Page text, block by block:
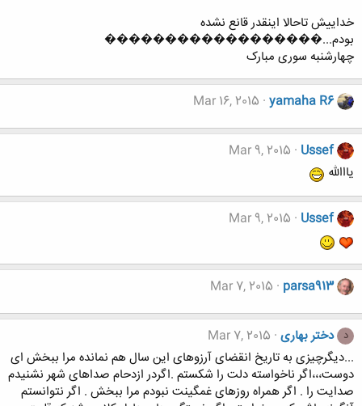
خداییش تاحالا اینقدر قانع نشده
بودم...������������������
چهارشنبه سوری مبارک
yamaha R6
Mar 16, 2015
Ussef
Mar 9, 2015
یااالله
Ussef
Mar 9, 2015
parsa913
Mar 7, 2015
د دختر بهاری Mar 7, 2015
...دﯾﮕﺮﭼﯿﺰﯼ ﺑﻪ ﺗﺎﺭﯾﺦ ﺍﻧﻘﻀﺎﯼ ﺁﺭﺯﻭﻫﺎﯼ ﺍﯾﻦ ﺳﺎﻝ ﻫﻢ ﻧﻤﺎﻧﺪﻩ ﻣﺮﺍ ﺑﺒﺨﺶ ﺍﯼ
ﺩﻭﺳﺖ،،،ﺍﮔﺮ ﻧﺎﺧﻮﺍﺳﺘﻪ ﺩﻟﺖ ﺭﺍ ﺷﮑﺴﺘﻢ .اﮔﺮﺩﺭ ﺍﺯﺩﺣﺎﻡ ﺻﺪﺍﻫﺎﯼ ﺷﻬﺮ ﻧﺸﻨﯿﺪﻡ
ﺻﺪﺍﯾﺖ ﺭﺍ . اﮔﺮ ﻫﻤﺮﺍﻩ ﺭﻭﺯﻫﺎﯼ ﻏﻤﮕﯿﻨﺖ ﻧﺒﻮﺩﻡ ﻣﺮﺍ ﺑﺒﺨﺶ . ﺍﮔﺮ ﻧﺘﻮﺍﻧﺴﺘﻢ